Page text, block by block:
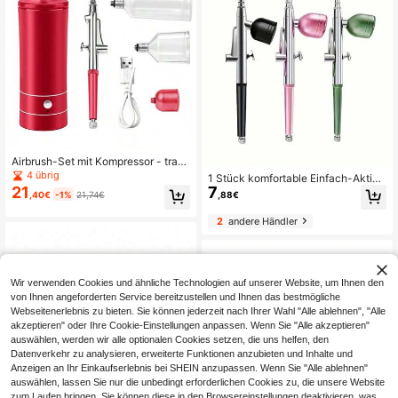
Airbrush-Set mit Kompressor - trag
bar, wiederaufladbare Lithium-Batt
erie, USB-betrieben, geeignet für M
alerei, Kunst, Färben und Heimdeko
4 übrig
21 ,40€ -1% 21,74€
1 Stück komfortable Einfach-Aktion
s Airbrush, 0,3mm Düse, mit Metall-
Luftflasche, Heimhoch-Druck-Zerst
äuber-Zubehör, Feuchtigkeitsspend
ender Zerstäuber, geeignet für Mod
kierung, Schönheitsspray, DIY Bast
7 ,88€
2andere Händler
Wir verwenden Cookies und ähnliche Technologien auf unserer Website, um Ihnen den
von Ihnen angeforderten Service bereitzustellen und Ihnen das bestmögliche
Webseitenerlebnis zu bieten. Sie können jederzeit nach Ihrer Wahl "Alle ablehnen", "Alle
akzeptieren" oder Ihre Cookie-Einstellungen anpassen. Wenn Sie "Alle akzeptieren"
auswählen, werden wir alle optionalen Cookies setzen, die uns helfen, den
Datenverkehr zu analysieren, erweiterte Funktionen anzubieten und Inhalte und
Anzeigen an Ihr Einkaufserlebnis bei SHEIN anzupassen. Wenn Sie "Alle ablehnen"
auswählen, lassen Sie nur die unbedingt erforderlichen Cookies zu, die unsere Website